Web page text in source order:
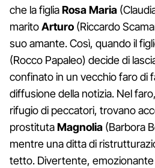
che la figliaRosa Maria
maritoArturo (Riccardo
suo amante. Così, quando il
(Rocco Papaleo) decide di
confinato in un vecchio faro di
diffusione della notizia. Nel
rifugio di peccatori, trovano
prostitutaMagnolia (Barbora
mentre una ditta di
tetto. Divertente,